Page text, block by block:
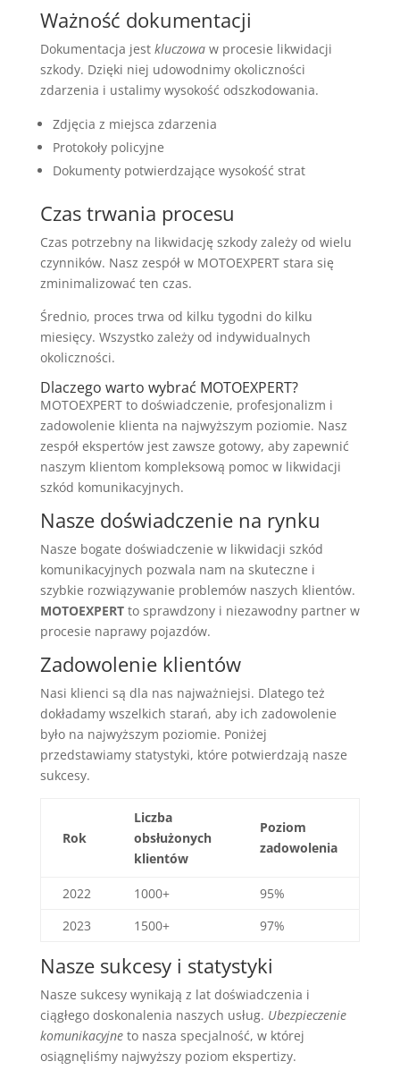
Ważność dokumentacji
Dokumentacja jest kluczowaw procesie likwidacji
szkody. Dzięki niej udowodnimy okoliczności
zdarzenia i ustalimy wysokość odszkodowania.
Zdjęcia z miejsca zdarzenia
Protokoły policyjne
Dokumenty potwierdzające wysokość strat
Czas trwania procesu
Czas potrzebny na likwidację szkody zależy od wielu
czynników. Nasz zespół w MOTOEXPERT stara się
zminimalizować ten czas.
Średnio, proces trwa od kilku tygodni do kilku
miesięcy. Wszystko zależy od indywidualnych
okoliczności.
Dlaczego warto wybrać MOTOEXPERT?
MOTOEXPERT to doświadczenie, profesjonalizm i
zadowolenie klienta na najwyższym poziomie. Nasz
zespół ekspertów jest zawsze gotowy, aby zapewnić
naszym klientom kompleksową pomoc w likwidacji
szkód komunikacyjnych.
Nasze doświadczenie na rynku
Nasze bogate doświadczenie w likwidacji szkód
komunikacyjnych pozwala nam na skuteczne i
szybkie rozwiązywanie problemów naszych klientów.
MOTOEXPERTto sprawdzony i niezawodny partner w
procesie naprawy pojazdów.
Zadowolenie klientów
Nasi klienci są dla nas najważniejsi. Dlatego też
dokładamy wszelkich starań, aby ich zadowolenie
było na najwyższym poziomie. Poniżej
przedstawiamy statystyki, które potwierdzają nasze
sukcesy.
Rok
Liczba
obsłużonych
klientów
Poziom
zadowolenia
2022 1000+
95%
2023
1500+ 97%
Nasze sukcesy i statystyki
Nasze sukcesy wynikają z lat doświadczenia i
ciągłego doskonalenia naszych usług. Ubezpieczenie
komunikacyjneto nasza specjalność, w której
osiągnęliśmy najwyższy poziom ekspertizy.